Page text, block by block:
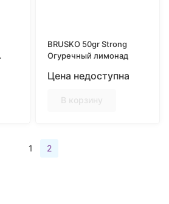
BRUSKO 50gr Strong
Огуречный лимонад
Цена недоступна
В корзину
1 2